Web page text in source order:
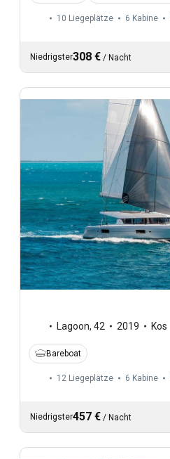
10 Liegeplätze 6 Kabine
Niedrigster308 € / Nacht
Lagoon, 42 2019 Kos
Bareboat
12 Liegeplätze 6 Kabine
Niedrigster457 € / Nacht